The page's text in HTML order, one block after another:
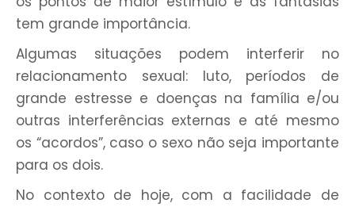
tem grande importância.
Algumas situações podem interferir no
relacionamento sexual: luto, períodos de
grande estresse e doenças na família e/ou
outras interferências externas e até mesmo
os “acordos”, caso o sexo não seja importante
para os dois.
No contexto de hoje, com a facilidade de